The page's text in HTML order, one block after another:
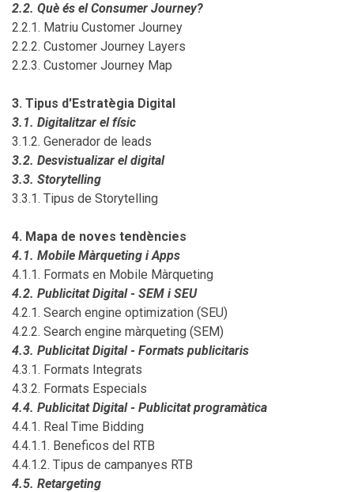
2.2. Què és el Consumer Journey?
2.2.1. Matriu Customer Journey
2.2.2. Customer Journey Layers
2.2.3. Customer Journey Map
3. Tipus d'Estratègia Digital
3.1. Digitalitzar el físic
3.1.2. Generador de leads
3.2. Desvistualizar el digital
3.3. Storytelling
3.3.1. Tipus de Storytelling
4. Mapa de noves tendències
4.1. Mobile Màrqueting i Apps
4.1.1. Formats en Mobile Màrqueting
4.2. Publicitat Digital - SEM i SEU
4.2.1. Search engine optimization (SEU)
4.2.2. Search engine màrqueting (SEM)
4.3. Publicitat Digital - Formats publicitaris
4.3.1. Formats Integrats
4.3.2. Formats Especials
4.4. Publicitat Digital - Publicitat programàtica
4.4.1. Real Time Bidding
4.4.1.1. Beneficos del RTB
4.4.1.2. Tipus de campanyes RTB
4.5. Retargeting